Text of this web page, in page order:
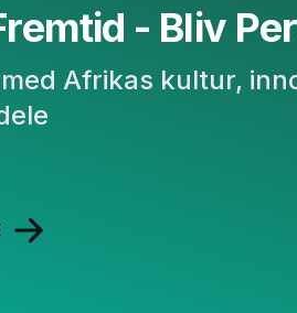
- Bliv
Afrikas kultur,